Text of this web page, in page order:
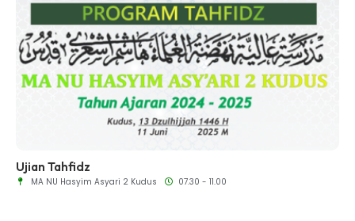
Ujian Tahfidz
MA NU Hasyim Asyari 2 Kudus 07.30 - 11.00